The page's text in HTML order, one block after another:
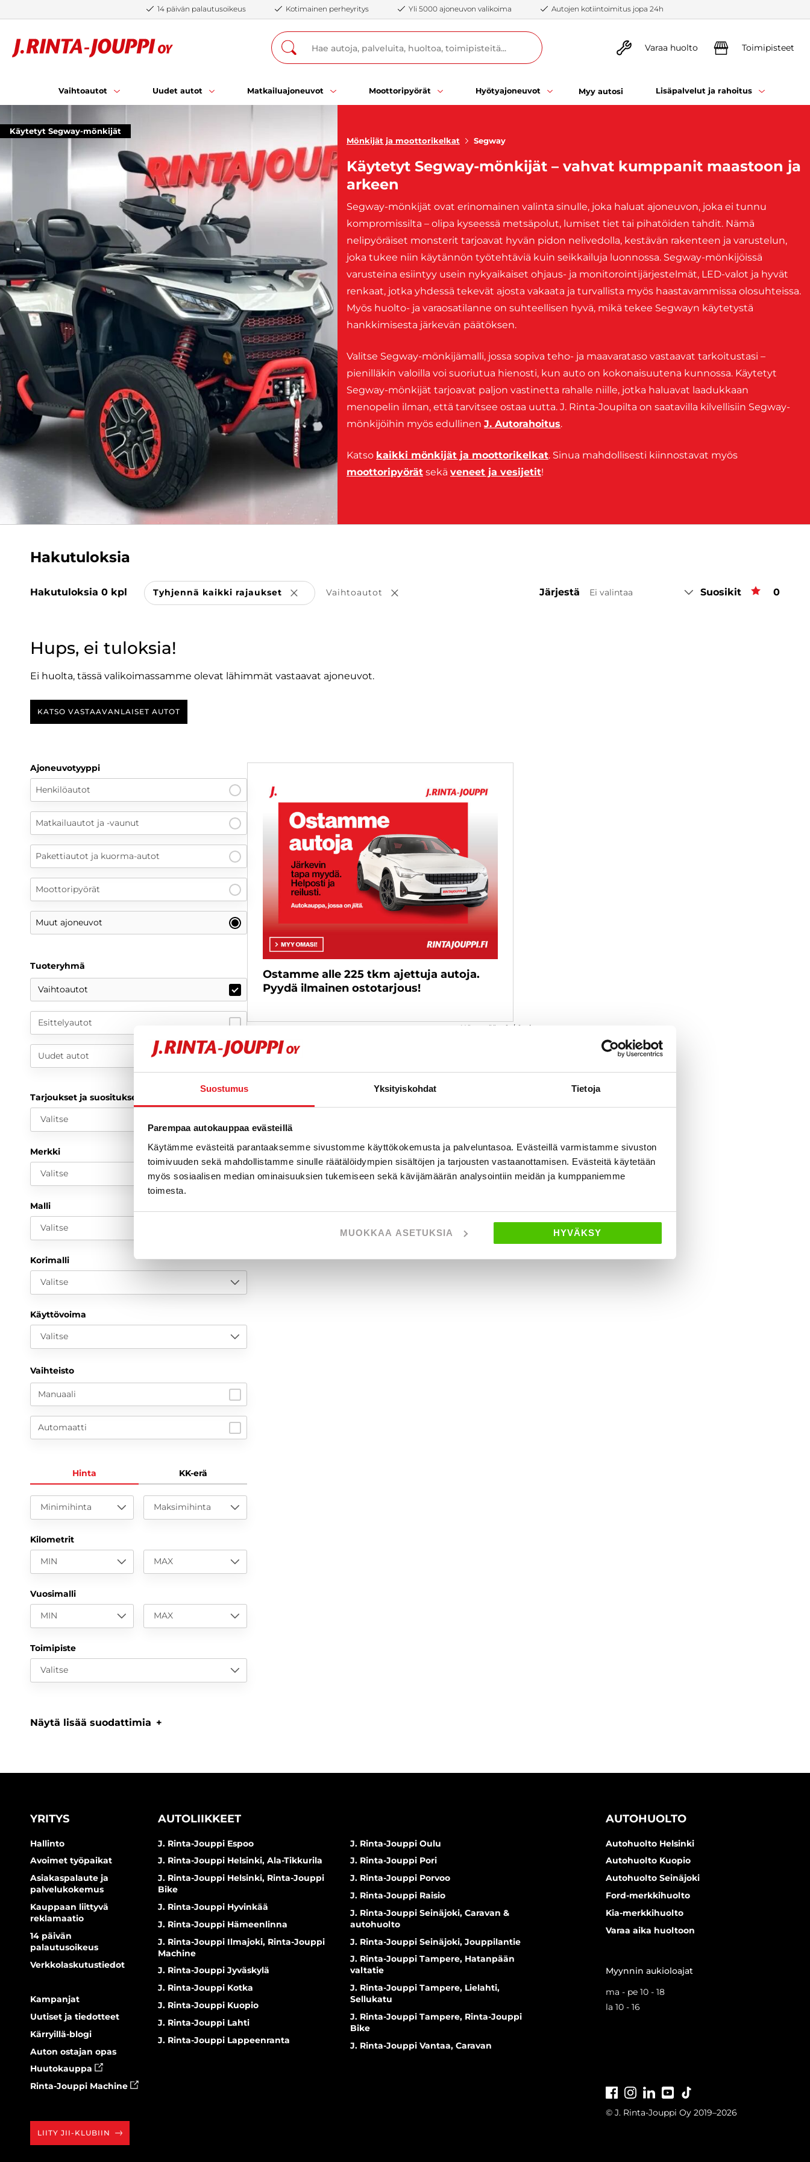
Suostumus Yksityiskohdat Tietoja
Parempaa autokauppaa evästeillä
Käytämme evästeitä parantaaksemme sivustomme käyttökokemusta ja palveluntasoa. Evästeillä varmistamme sivuston
toimivuuden sekä mahdollistamme sinulle räätälöidympien sisältöjen ja tarjousten vastaanottamisen. Evästeitä käytetään
myös sosiaalisen median ominaisuuksien tukemiseen sekä kävijämäärän analysointiin meidän ja kumppaniemme
toimesta.
MUOKKAA ASETUKSIA HYVÄKSY
14 päivän palautusoikeus Kotimainen perheyritys Yli 5000 ajoneuvon valikoima Autojen kotiintoimitus jopa 24h
Varaa huolto Toimipisteet
Vaihtoautot Uudet autot Matkailuajoneuvot Moottoripyörät Hyötyajoneuvot Myy autosi Lisäpalvelut ja rahoitus
Käytetyt Segway-mönkijät
Mönkijät ja moottorikelkat
Segway
Käytetyt Segway-mönkijät – vahvat kumppanit maastoon ja
arkeen
Segway-mönkijät ovat erinomainen valinta sinulle, joka haluat ajoneuvon, joka ei tunnu
kompromissilta – olipa kyseessä metsäpolut, lumiset tiet tai pihatöiden tahdit. Nämä
nelipyöräiset monsterit tarjoavat hyvän pidon nelivedolla, kestävän rakenteen ja varustelun,
joka tukee niin käytännön työtehtäviä kuin seikkailuja luonnossa. Segway-mönkijöissä
varusteina esiintyy usein nykyaikaiset ohjaus- ja monitorointijärjestelmät, LED-valot ja hyvät
renkaat, jotka yhdessä tekevät ajosta vakaata ja turvallista myös haastavammissa olosuhteissa.
Myös huolto- ja varaosatilanne on suhteellisen hyvä, mikä tekee Segwayn käytetystä
hankkimisesta järkevän päätöksen.
Valitse Segway-mönkijämalli, jossa sopiva teho- ja maavarataso vastaavat tarkoitustasi –
pienilläkin valoilla voi suoriutua hienosti, kun auto on kokonaisuutena kunnossa. Käytetyt
Segway-mönkijät tarjoavat paljon vastinetta rahalle niille, jotka haluavat laadukkaan
menopelin ilman, että tarvitsee ostaa uutta. J. Rinta-Joupilta on saatavilla kilvellisiin Segway-
mönkijöihin myös edullinen J. Autorahoitus.
Katso kaikki mönkijät ja moottorikelkat. Sinua mahdollisesti kiinnostavat myös
moottoripyörät sekä veneet ja vesijetit!
Hakutuloksia
Hakutuloksia 0 kpl Tyhjennä kaikki rajaukset Poista valinta
Vaihtoautot Poista valinta Järjestä Ei valintaa Suosikit 0
Hups, ei tuloksia!
Ei huolta, tässä valikoimassamme olevat lähimmät vastaavat ajoneuvot.
KATSO VASTAAVANLAISET AUTOT
Ajoneuvotyyppi
Henkilöautot
Matkailuautot ja -vaunut
Pakettiautot ja kuorma-autot
Moottoripyörät
Muut ajoneuvot
Tuoteryhmä
Vaihtoautot
Esittelyautot
Uudet autot
Tarjoukset ja suositukset
Valitse
Merkki
Valitse
Malli
Valitse
Korimalli
Valitse
Käyttövoima
Valitse
Vaihteisto
Manuaali
Automaatti
Hinta KK-erä
Minimihinta Maksimihinta
Kilometrit
MIN MAX
Vuosimalli
MIN MAX
Toimipiste
Valitse
Näytä lisää suodattimia
Ostamme alle 225 tkm ajettuja autoja.
Pyydä ilmainen ostotarjous!
Näytetään 0 / 0 ajoneuvoa
YRITYS
Hallinto
Avoimet työpaikat
Asiakaspalaute ja
palvelukokemus
Kauppaan liittyvä
reklamaatio
14 päivän
palautusoikeus
Verkkolaskutustiedot
Kampanjat
Uutiset ja tiedotteet
Kärryillä-blogi
Auton ostajan opas
Huutokauppa
Rinta-Jouppi Machine
AUTOLIIKKEET
J. Rinta-Jouppi Espoo
J. Rinta-Jouppi Helsinki, Ala-Tikkurila
J. Rinta-Jouppi Helsinki, Rinta-Jouppi
Bike
J. Rinta-Jouppi Hyvinkää
J. Rinta-Jouppi Hämeenlinna
J. Rinta-Jouppi Ilmajoki, Rinta-Jouppi
Machine
J. Rinta-Jouppi Jyväskylä
J. Rinta-Jouppi Kotka
J. Rinta-Jouppi Kuopio
J. Rinta-Jouppi Lahti
J. Rinta-Jouppi Lappeenranta
J. Rinta-Jouppi Oulu
J. Rinta-Jouppi Pori
J. Rinta-Jouppi Porvoo
J. Rinta-Jouppi Raisio
J. Rinta-Jouppi Seinäjoki, Caravan &
autohuolto
J. Rinta-Jouppi Seinäjoki, Jouppilantie
J. Rinta-Jouppi Tampere, Hatanpään
valtatie
J. Rinta-Jouppi Tampere, Lielahti,
Sellukatu
J. Rinta-Jouppi Tampere, Rinta-Jouppi
Bike
J. Rinta-Jouppi Vantaa, Caravan
AUTOHUOLTO
Autohuolto Helsinki
Autohuolto Kuopio
Autohuolto Seinäjoki
Ford-merkkihuolto
Kia-merkkihuolto
Varaa aika huoltoon
Myynnin aukioloajat
ma - pe 10 - 18
la 10 - 16
FacebookInstagramLinkedInYoutube
© J. Rinta-Jouppi Oy 2019–2026
LIITY JII-KLUBIIN